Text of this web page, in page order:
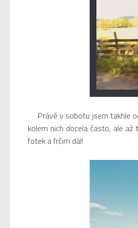
Právě v sobotu jsem takhle
kolem nich docela často, ale
fotek a frčim dál!